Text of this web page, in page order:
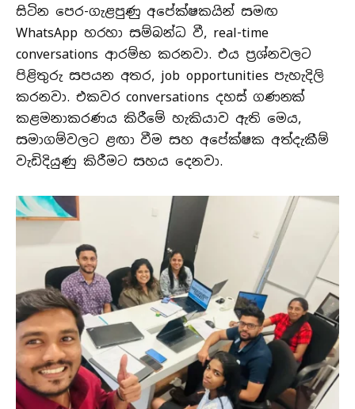
සිටින පෙර-ගැළපුණු අපේක්ෂකයින් සමඟ
WhatsApp හරහා සම්බන්ධ වී, real-time
conversations ආරම්භ කරනවා. එය ප්‍රශ්නවලට
පිළිතුරු සපයන අතර, job opportunities පැහැදිලි
කරනවා. එකවර conversations දහස් ගණනක්
කළමනාකරණය කිරීමේ හැකියාව ඇති මෙය,
සමාගම්වලට ළඟා වීම සහ අපේක්ෂක අත්දැකීම්
වැඩිදියුණු කිරීමට සහය දෙනවා.